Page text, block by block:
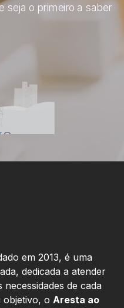
seja o primeiro a saber
em 2013, é uma
dedicada a atender
de cada
objetivo, o Aresta ao